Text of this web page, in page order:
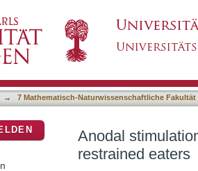
→ 7 Mathematisch-Naturwissenschaftliche Fakultät
Anodal
restrained eaters